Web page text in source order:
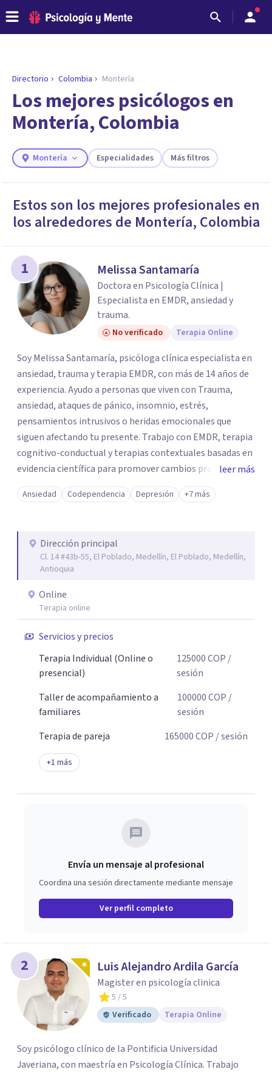
ENCONTRAR MI TERAPEUTA
¿Necesitas ayuda para encontrar el
psicólogo adecuado?
Responde a unas breves preguntas y te ofreceremos
necesidades.
Directorio Colombia Montería
Los mejores psicólogos en
Montería, Colombia
Montería Especialidades Más filtros
Estos son los mejores profesionales en
los alrededores de Montería, Colombia
1 Melissa Santamaría
Doctora en Psicología Clínica |
Especialista en EMDR, ansiedad y
trauma.
No verificado Terapia Online
Soy Melissa Santamaría, psicóloga clínica especialista en
ansiedad, trauma y terapia EMDR, con más de 14 años de
experiencia. Ayudo a personas que viven con Trauma,
ansiedad, ataques de pánico, insomnio, estrés,
pensamientos intrusivos o heridas emocionales que
siguen afectando tu presente. Trabajo con EMDR, terapia
cognitivo-conductual y terapias contextuales basadas en
evidencia científica para promover cambios profundos y
duraderos. Atiendo adultos, adolescentes, parejas y
familias de forma presencial en Medellín y online, en un
leer más
Ansiedad Codependencia Depresión +7 más
Dirección principal
Cl. 14 #43b-55, El Poblado, Medellín, El Poblado, Medellín,
Antioquia
Online
Terapia online
Servicios y precios
Terapia Individual (Online o
presencial)
125000COP /
sesión
Taller de acompañamiento a
familiares
100000COP /
sesión
Terapia de pareja
165000COP / sesión
+1 más
Envía un mensaje al profesional
Coordina una sesión directamente mediante mensaje
Ver perfil completo
2 Luis Alejandro Ardila García
Magister en psicología clinica
5 / 5
Verificado
Terapia Online
Soy psicólogo clínico de la Pontificia Universidad
Javeriana, con maestría en Psicología Clínica. Trabajo